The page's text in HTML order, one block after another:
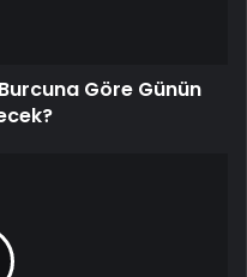
Göre Günün